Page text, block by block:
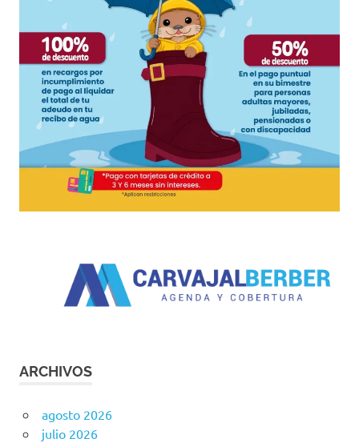
ARCHIVOS
agosto 2026
julio 2026